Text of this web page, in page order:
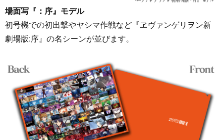
場面写『：序』モデル
初号機での初出撃やヤシマ作戦など『ヱヴァンゲリヲン新
劇場版:序』の名シーンが並びます。